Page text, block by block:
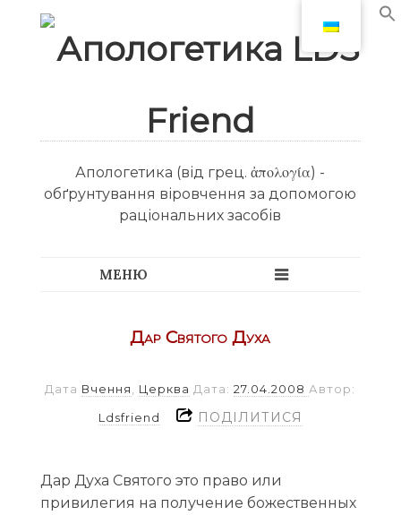
Апологетика (від грец. ἀπολογία) -
обґрунтування віровчення за допомогою
раціональних засобів
Дар Святого Духа
Дата Вчення , Церква Дата:27.04.2008 Автор:
Ldsfriend ПОДІЛИТИСЯ
Дар Духа Святого это право или
привилегия на получение божественных